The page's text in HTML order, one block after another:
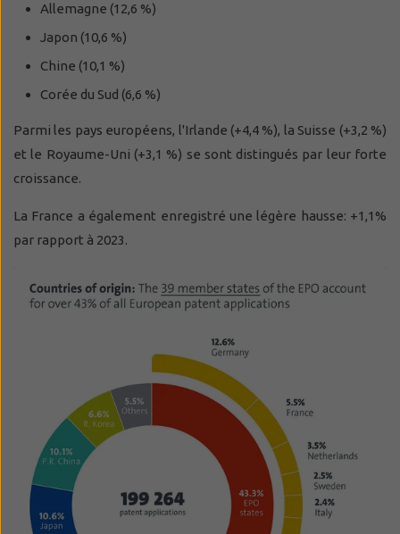
Allemagne (12,6 %)
Japon (10,6 %)
Chine (10,1 %)
Corée du Sud (6,6 %)
Parmi les pays européens, l'Irlande (+4,4 %), la Suisse (+3,2 %)
et le Royaume-Uni (+3,1 %) se sont distingués par leur forte
croissance.
La France a également enregistré une légère hausse: +1,1%
par rapport à 2023.